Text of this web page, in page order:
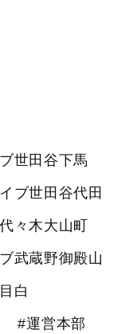
世田谷下馬
ブ世田谷代田
々木大山町
武蔵野御殿山
白
#運営本部